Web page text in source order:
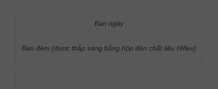
Ban ngày
Ban đêm (được thắp sáng bằng hộp đèn chất liệu Hiflex)